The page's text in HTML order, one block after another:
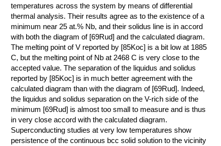
КОНТАКТЫ
temperatures across the system by means of differential
thermal analysis. Their results agree as to the existence of a
minimum near 25 at.% Nb, and their solidus line is in accord
with both the diagram of [69Rud] and the calculated diagram.
The melting point of V reported by [85Koc] is a bit low at 1885
C, but the melting point of Nb at 2468 C is very close to the
accepted value. The separation of the liquidus and solidus
reported by [85Koc] is in much better agreement with the
calculated diagram than with the diagram of [69Rud]. Indeed,
the liquidus and solidus separation on the V-rich side of the
minimum [69Rud] is almost too small to measure and is thus
in very close accord with the calculated diagram.
Superconducting studies at very low temperatures show
persistence of the continuous bcc solid solution to the vicinity